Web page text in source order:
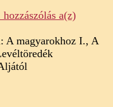
hozzászólás a(z)